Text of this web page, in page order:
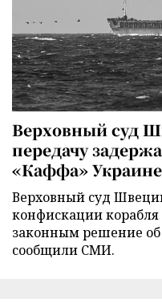
Верховный суд
передачу
«Каффа» Украине
Верховный суд
конфискации
законным решение об
сообщили СМИ.